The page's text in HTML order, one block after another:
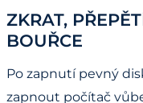
ZKRAT,
BOUŘCE
Po zapnutí pevný
zapnout počítač